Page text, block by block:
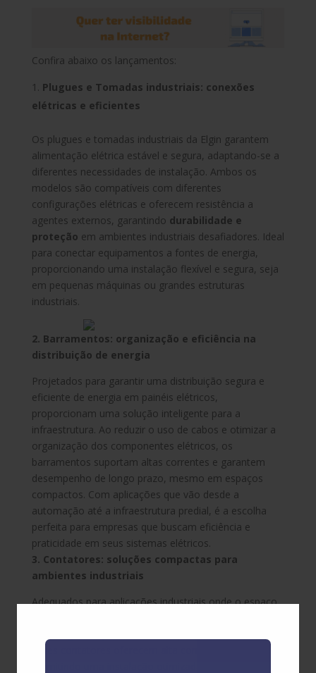
Confira abaixo os lançamentos:
Plugues e Tomadas industriais: conexões
elétricas e eficientes
Os plugues e tomadas industriais da Elgin garantem
alimentação elétrica estável e segura, adaptando-se a
diferentes necessidades de instalação. Ambos os
modelos são compatíveis com diferentes
configurações elétricas e oferecem resistência a
agentes externos, garantindo durabilidade e
proteção em ambientes industriais desafiadores. Ideal
para conectar equipamentos a fontes de energia,
proporcionando uma instalação flexível e segura, seja
em pequenas máquinas ou grandes estruturas
industriais.
2. Barramentos: organização e eficiência na
distribuição de energia
Projetados para garantir uma distribuição segura e
eficiente de energia em painéis elétricos,
proporcionam uma solução inteligente para a
infraestrutura. Ao reduzir o uso de cabos e otimizar a
organização dos componentes elétricos, os
barramentos suportam altas correntes e garantem
desempenho de longo prazo, mesmo em espaços
compactos. Com aplicações que vão desde a
automação até a infraestrutura predial, é a escolha
perfeita para empresas que buscam eficiência e
praticidade em seus sistemas elétricos.
3. Contatores: soluções compactas para
ambientes industriais
Adequados para aplicações industriais onde o espaço